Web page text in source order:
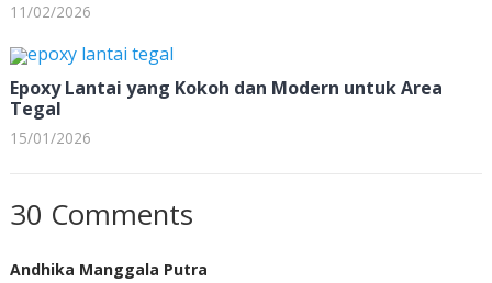
11/02/2026
Epoxy Lantai yang Kokoh dan Modern untuk Area
Tegal
15/01/2026
30 Comments
Andhika Manggala Putra